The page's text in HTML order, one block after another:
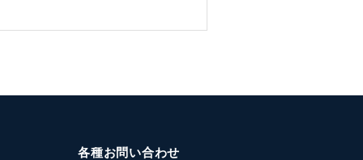
各種お問い合わせ